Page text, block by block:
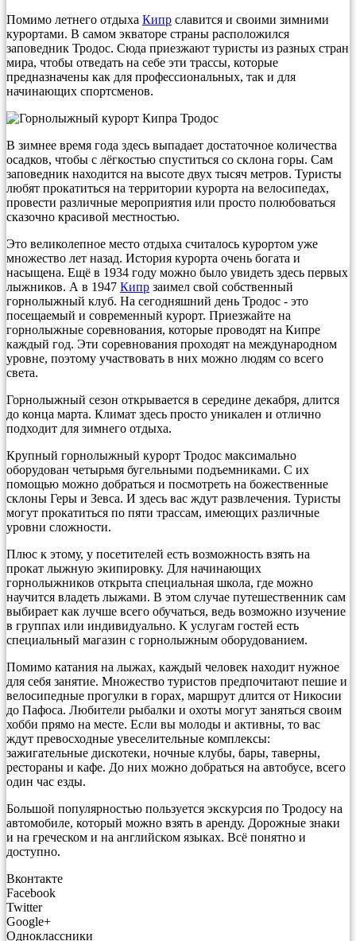
Помимо летнего отдыха Кипр славится и своими зимними
курортами. В самом экваторе страны расположился
заповедник Тродос. Сюда приезжают туристы из разных стран
мира, чтобы отведать на себе эти трассы, которые
предназначены как для профессиональных, так и для
начинающих спортсменов.
В зимнее время года здесь выпадает достаточное количества
осадков, чтобы с лёгкостью спуститься со склона горы. Сам
заповедник находится на высоте двух тысяч метров. Туристы
любят прокатиться на территории курорта на велосипедах,
провести различные мероприятия или просто полюбоваться
сказочно красивой местностью.
Это великолепное место отдыха считалось курортом уже
множество лет назад. История курорта очень богата и
насыщена. Ещё в 1934 году можно было увидеть здесь первых
лыжников. А в 1947 Кипр заимел свой собственный
горнолыжный клуб. На сегодняшний день Тродос - это
посещаемый и современный курорт. Приезжайте на
горнолыжные соревнования, которые проводят на Кипре
каждый год. Эти соревнования проходят на международном
уровне, поэтому участвовать в них можно людям со всего
света.
Горнолыжный сезон открывается в середине декабря, длится
до конца марта. Климат здесь просто уникален и отлично
подходит для зимнего отдыха.
Крупный горнолыжный курорт Тродос максимально
оборудован четырьмя бугельными подъемниками. С их
помощью можно добраться и посмотреть на божественные
склоны Геры и Зевса. И здесь вас ждут развлечения. Туристы
могут прокатиться по пяти трассам, имеющих различные
уровни сложности.
Плюс к этому, у посетителей есть возможность взять на
прокат лыжную экипировку. Для начинающих
горнолыжников открыта специальная школа, где можно
научится владеть лыжами. В этом случае путешественник сам
выбирает как лучше всего обучаться, ведь возможно изучение
в группах или индивидуально. К услугам гостей есть
специальный магазин с горнолыжным оборудованием.
Помимо катания на лыжах, каждый человек находит нужное
для себя занятие. Множество туристов предпочитают пешие и
велосипедные прогулки в горах, маршрут длится от Никосии
до Пафоса. Любители рыбалки и охоты могут заняться своим
хобби прямо на месте. Если вы молоды и активны, то вас
ждут превосходные увеселительные комплексы:
зажигательные дискотеки, ночные клубы, бары, таверны,
рестораны и кафе. До них можно добраться на автобусе, всего
один час езды.
Большой популярностью пользуется экскурсия по Тродосу на
автомобиле, который можно взять в аренду. Дорожные знаки
и на греческом и на английском языках. Всё понятно и
доступно.
Вконтакте
Facebook
Twitter
Google+
Одноклассники